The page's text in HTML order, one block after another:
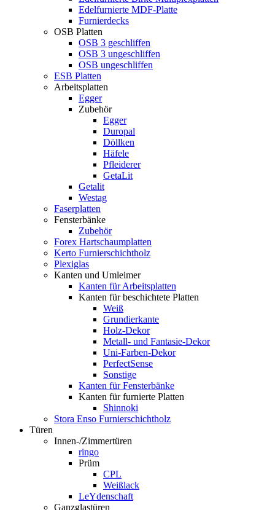
Edelfurnierte MDF-Platte
Furnierdecks
OSB Platten
OSB 3 geschliffen
OSB 3 ungeschliffen
OSB ungeschliffen
ESB Platten
Arbeitsplatten
Egger
Zubehör
Egger
Duropal
Döllken
Häfele
Pfleiderer
GetaLit
Getalit
Westag
Faserplatten
Fensterbänke
Zubehör
Forex Hartschaumplatten
Kerto Furnierschichtholz
Plexiglas
Kanten und Umleimer
Kanten für Arbeitsplatten
Kanten für beschichtete Platten
Weiß
Grundierkante
Holz-Dekor
Metall- und Fantasie-Dekor
Uni-Farben-Dekor
PerfectSense
Sonstige
Kanten für Fensterbänke
Kanten für furnierte Platten
Shinnoki
Stora Enso Furnierschichtholz
Türen
Innen-/Zimmertüren
ringo
Prüm
CPL
Weißlack
LeYdenschaft
Ganzglastüren